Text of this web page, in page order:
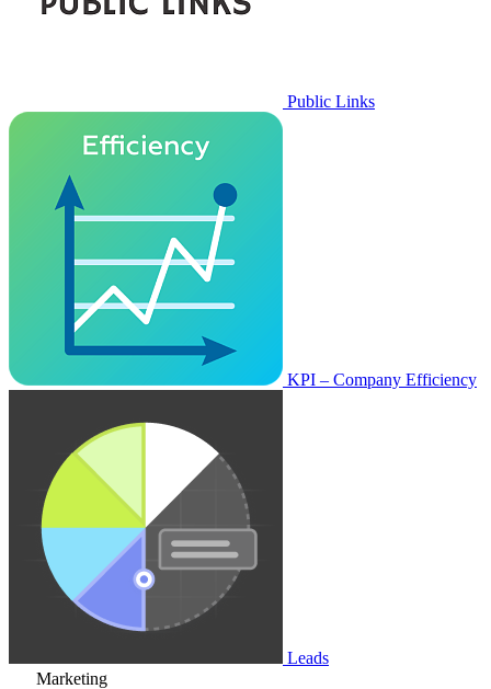
Public Links
KPI – Company Efficiency
Leads
Marketing